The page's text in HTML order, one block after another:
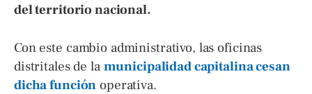
del territorio nacional.
Con este cambio administrativo, las oficinas
distritales de la municipalidad capitalina cesan
dicha función operativa.